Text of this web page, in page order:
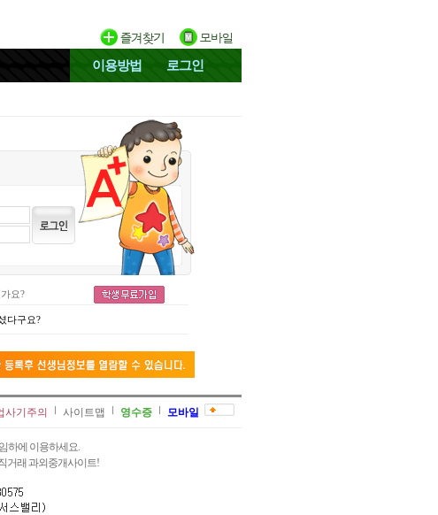
이용방법 로그인
요?
다구요?
사기주의 사이트맵 영수증 모바일
하에 이용하세요.
거래 과외중개사이트!